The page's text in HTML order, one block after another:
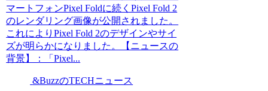
マートフォンPixel Foldに続くPixel Fold 2
のレンダリング画像が公開されました。
これによりPixel Fold 2のデザインやサイ
ズが明らかになりました。【ニュースの
背景】：「Pixel...
&BuzzのTECHニュース